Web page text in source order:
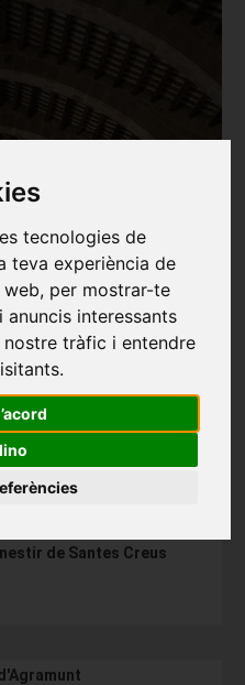
tecnologies de
teva experiència de
per mostrar-te
interessants
tràfic i entendre
de Santes Creus